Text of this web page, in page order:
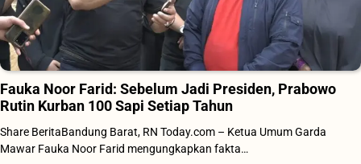
Fauka Noor Farid: Sebelum Jadi Presiden, Prabowo
Rutin Kurban 100 Sapi Setiap Tahun
Share BeritaBandung Barat, RN Today.com – Ketua Umum Garda
Mawar Fauka Noor Farid mengungkapkan fakta…